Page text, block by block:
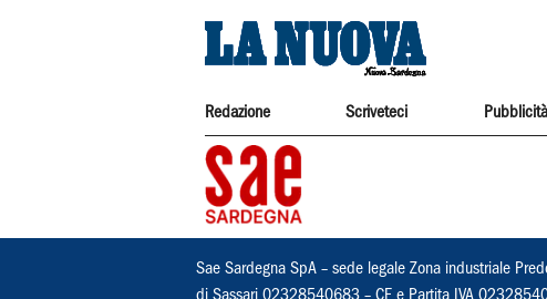
Redazione Scriveteci Pubblicità
Sae Sardegna SpA – sede legale Zona industriale
di Sassari 02328540683 – CF e Partita IVA